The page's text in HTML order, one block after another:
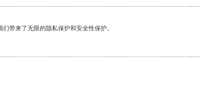
带来了无限的隐私保护和安全性保护。